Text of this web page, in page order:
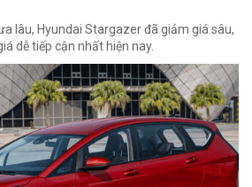
lâu, Hyundai Stargazer đã giảm giá sâu,
dễ tiếp cận nhất hiện nay.